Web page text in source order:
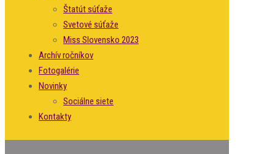
Štatút súťaže
Svetové súťaže
Miss Slovensko 2023
Archív ročníkov
Fotogalérie
Novinky
Sociálne siete
Kontakty